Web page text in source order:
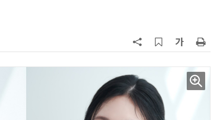
AI Native Enterprise를 지원하는 AI Ready Data 플랫폼 활용 전략 AI 시대의 옵저버빌리티: GPU·LLM 모니터링부터 AI 기반 장애 대응까지